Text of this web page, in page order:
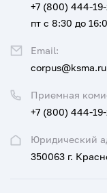
Юридический
350063 г.
Приемная
+7 (800) 444-
+7 (800) 444-
пт с 8:30 до
Email:
corpus@ksma.ru